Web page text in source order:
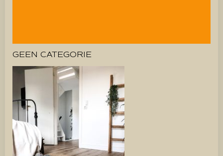
GEEN CATEGORIE